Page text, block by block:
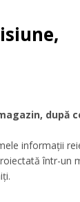
după
informaţii
într-un